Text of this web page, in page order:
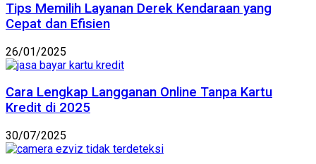
Tips Memilih Layanan Derek Kendaraan yang
Cepat dan Efisien
26/01/2025
Cara Lengkap Langganan Online Tanpa Kartu
Kredit di 2025
30/07/2025